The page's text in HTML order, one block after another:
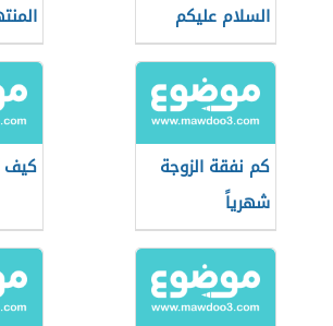
السلام عليكم
كم نفقة الزوجة
شهرياً
كيف